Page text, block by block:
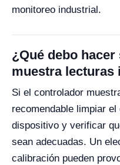
monitoreo industrial.
¿Qué debo hacer
muestra lecturas
Si el controlador
recomendable limpiar
dispositivo y verificar
sean adecuadas. Un
calibración pueden